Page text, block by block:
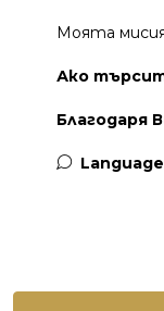
Моята
Ако
Благодаря